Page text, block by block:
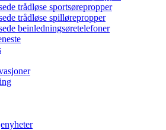
trådløse sportsørepropper
trådløse spillørepropper
beinledningsøretelefoner